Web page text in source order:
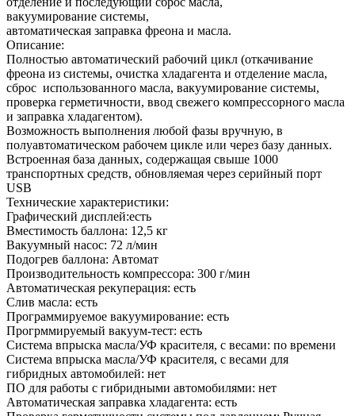
вакуумирование системы,
автоматическая заправка фреона и масла.
Описание:
Полностью автоматический рабочий цикл (откачивание
фреона из системы, очистка хладагента и отделение масла,
сброс использованного масла, вакуумирование системы,
проверка герметичности, ввод свежего компрессорного масла
и заправка хладагентом).
Возможность выполнения любой фазы вручную, в
полуавтоматическом рабочем цикле или через базу данных.
Встроенная база данных, содержащая свыше 1000
транспортных средств, обновляемая через серийный порт
USB
Технические характеристики:
Графический дисплей:есть
Вместимость баллона: 12,5 кг
Вакуумный насос: 72 л/мин
Подогрев баллона: Автомат
Производительность компрессора: 300 г/мин
Автоматическая рекуперация: есть
Слив масла: есть
Программируемое вакуумирование: есть
Прогрммируемый вакуум-тест: есть
Система впрыска масла/УФ красителя, с весами: по времени
Система впрыска масла/УФ красителя, с весами для
гибридных автомобилей: нет
ПО для работы с гибридными автомобилями: нет
Автоматическая заправка хладагента: есть